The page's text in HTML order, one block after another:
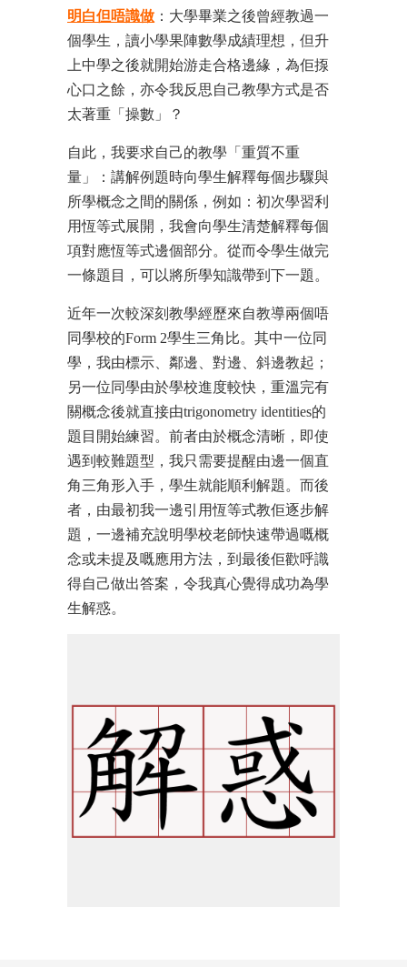
明白但唔識做 ：大學畢業之後曾經教過一
個學生，讀小學果陣數學成績理想，但升
上中學之後就開始游走合格邊緣，為佢揼
心口之餘，亦令我反思自己教學方式是否
太著重「操數」？
自此，我要求自己的教學「重質不重
量」：講解例題時向學生解釋每個步驟與
所學概念之間的關係，例如：初次學習利
用恆等式展開，我會向學生清楚解釋每個
項對應恆等式邊個部分。從而令學生做完
一條題目，可以將所學知識帶到下一題。
近年一次較深刻教學經歷來自教導兩個唔
同學校的Form 2學生三角比。其中一位同
學，我由標示、鄰邊、對邊、斜邊教起；
另一位同學由於學校進度較快，重溫完有
關概念後就直接由trigonometry identities的
題目開始練習。前者由於概念清晰，即使
遇到較難題型，我只需要提醒由邊一個直
角三角形入手，學生就能順利解題。而後
者，由最初我一邊引用恆等式教佢逐步解
題，一邊補充說明學校老師快速帶過嘅概
念或未提及嘅應用方法，到最後佢歡呼識
得自己做出答案，令我真心覺得成功為學
生解惑。